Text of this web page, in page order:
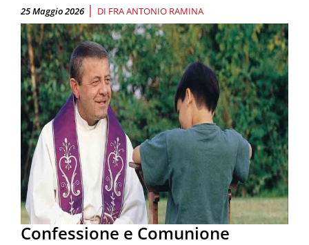
25 Maggio 2026 | DI FRA ANTONIO RAMINA
Confessione e Comunione